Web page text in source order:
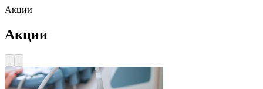
Акции
Акции